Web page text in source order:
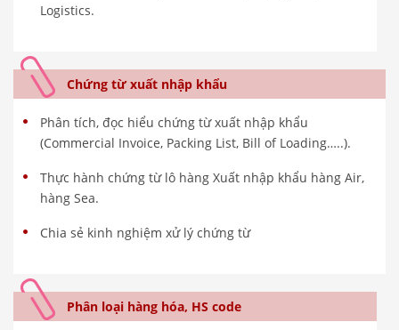
Logistics.
Chứng từ xuất nhập khẩu
Phân tích, đọc hiểu chứng từ xuất nhập khẩu
(Commercial Invoice, Packing List, Bill of Loading…..).
Thực hành chứng từ lô hàng Xuất nhập khẩu hàng Air,
hàng Sea.
Chia sẻ kinh nghiệm xử lý chứng từ
Phân loại hàng hóa, HS code